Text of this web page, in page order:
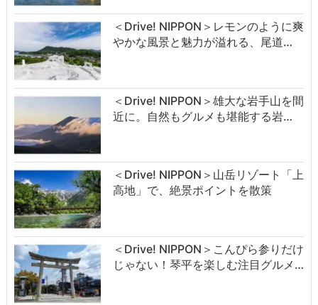
＜Drive! NIPPON＞レモンのように爽
やかな風景と魅力が溢れる、尾道…
＜Drive! NIPPON＞雄大な岩手山を間
近に。自然もグルメも堪能する岩…
＜Drive! NIPPON＞山岳リゾート「上
高地」で、絶景ポイントを散策
＜Drive! NIPPON＞こんぴら参りだけ
じゃない！琴平を楽しむ注目グルメ…